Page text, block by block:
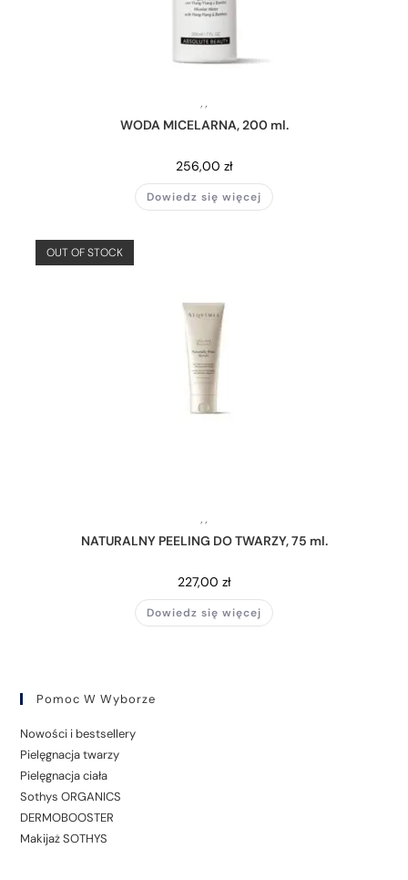
, ,
WODA MICELARNA, 200 ml.
256,00 zł
Dowiedz się więcej
OUT OF STOCK
,,
NATURALNY PEELING DO TWARZY, 75 ml.
227,00 zł
Dowiedz się więcej
Pomoc W Wyborze
Nowości i bestsellery
Pielęgnacja twarzy
Pielęgnacja ciała
Sothys ORGANICS
DERMOBOOSTER
Makijaż SOTHYS